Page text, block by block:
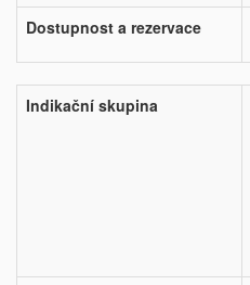
Dostupnost a rezervace
Indikační skupina